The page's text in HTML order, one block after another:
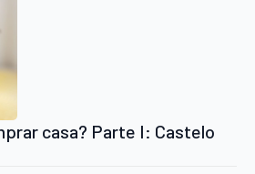
casa? Parte I: Castelo